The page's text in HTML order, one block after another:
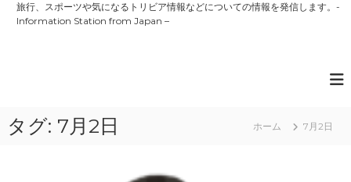
旅行、スポーツや気になるトリビア情報などについての情報を発信します。-
Information Station from Japan –
タグ: 7月2日 ホーム 7月2日